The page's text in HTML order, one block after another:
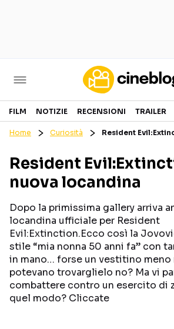
Cinema
GENERI
PERSONAGGI
CANALI
Categorie
NOTIZIE
CURIOSITÀ
RECENSIONI
TRAILER
BOX
FILM NOTIZIE RECENSIONI TRAILER
Home Curiosità Resident
Resident
nuova locandina
Dopo la primissima gallery arriva
locandina ufficiale per Resident
Evil:Extinction.Ecco così la
stile “mia nonna 50 anni fa” con
in mano… forse un vestitino
potevano trovarglielo no? Ma vi
combattere contro un esercito di
quel modo? Cliccate